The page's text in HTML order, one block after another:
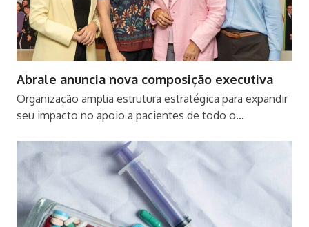
Abrale anuncia nova composição executiva
Organização amplia estrutura estratégica para expandir
seu impacto no apoio a pacientes de todo o…